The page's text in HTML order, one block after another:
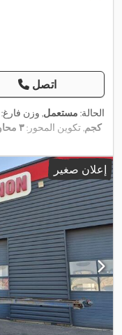
اتصل
الحالة: مستعمل, وزن فارغ:
كجم , تكوين المحور:٣ محاور
إعلان صغير